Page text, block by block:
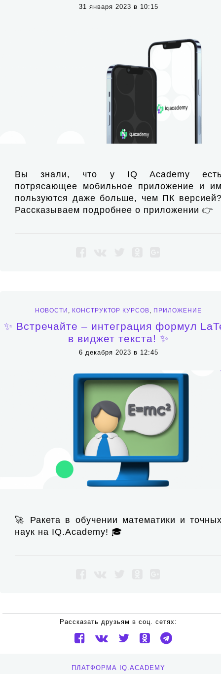
31 января 2023 в 10:15
Вы знали, что у IQ Academy
потрясающее мобильное приложение и
пользуются даже больше, чем ПК
Рассказываем подробнее о приложении 👉
НОВОСТИ , КОНСТРУКТОР КУРСОВ, ПРИЛОЖЕНИЕ
✨ Встречайте – интеграция формул
в виджет текста! ✨
6 декабря 2023 в 12:45
🚀 Ракета в обучении математики и
наук на IQ.Academy! 🎓
Рассказать друзьям в соц. сетях:
ПЛАТФОРМА IQ.ACADEMY